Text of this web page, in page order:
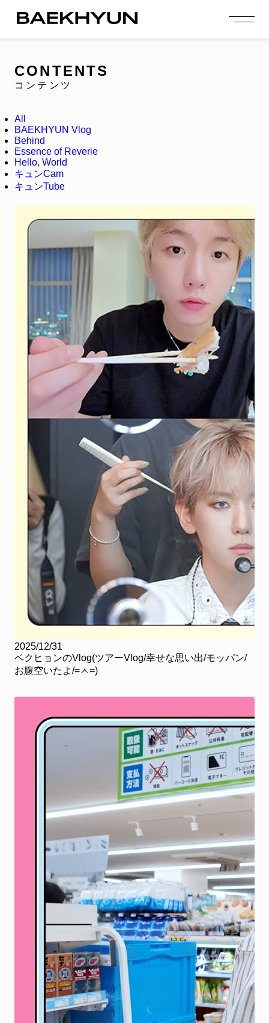
NEWS
PROFILE
プロフィール
EVENT
イベント
CONTENTS
MEMBERSHIP
FANCLUB
GALLERY
ギャラリー
VIDEO
MEMBERSHIP CARD
メンバシップカード
CONTENTS
コンテンツ
All
BAEKHYUN Vlog
Behind
Essence of Reverie
Hello, World
キュンCam
キュンTube
2025/12/31
ベクヒョンのVlog(ツアーVlog/幸せな思い出/モッパン/
お腹空いたよ/=ㅅ=)